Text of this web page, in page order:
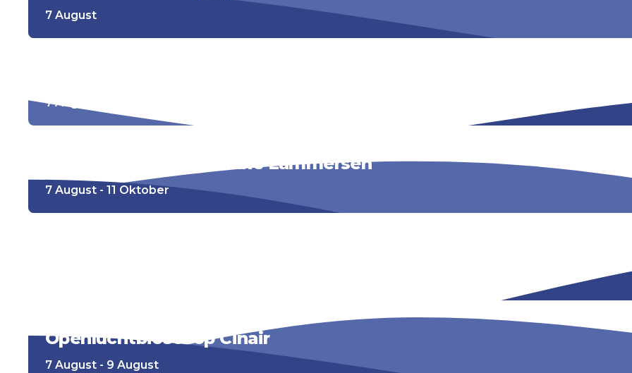
7 August
7 August - 12 August
Sculpture Now! Marianne Lammersen
7 August - 11 Oktober
Openluchtbioscoop Cinair
7 August - 9 August